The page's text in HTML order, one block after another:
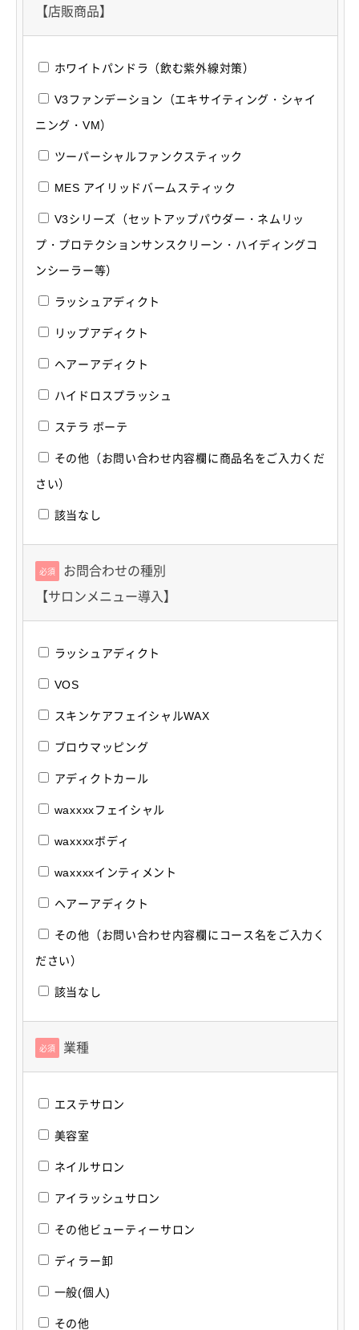
【店販商品】
ホワイトパンドラ（飲む紫外線対策）
V3ファンデーション（エキサイティング・シャイ
ニング・VM）
ツーパーシャルファンクスティック
MES アイリッドバームスティック
V3シリーズ（セットアップパウダー・ネムリッ
プ・プロテクションサンスクリーン・ハイディングコ
ンシーラー等）
ラッシュアディクト
リップアディクト
ヘアーアディクト
ハイドロスプラッシュ
ステラ ボーテ
その他（お問い合わせ内容欄に商品名をご入力くだ
さい）
該当なし
必須
お問合わせの種別
【サロンメニュー導入】
ラッシュアディクト
VOS
スキンケアフェイシャルWAX
ブロウマッピング
アディクトカール
waxxxxフェイシャル
waxxxxボディ
waxxxxインティメント
ヘアーアディクト
その他（お問い合わせ内容欄にコース名をご入力く
ださい）
該当なし
必須 業種
エステサロン
美容室
ネイルサロン
アイラッシュサロン
その他ビューティーサロン
ディラー卸
一般(個人)
その他